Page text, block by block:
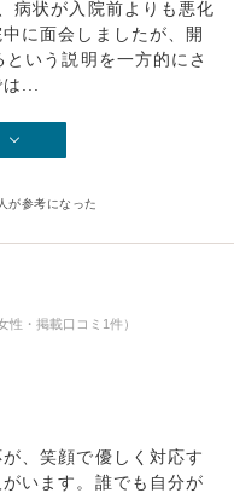
病状が入院前よりも悪化
に面会しましたが、開
いう説明を一方的にさ
...
が参考になった
性・掲載口コミ1件）
、笑顔で優しく対応す
います。誰でも自分が